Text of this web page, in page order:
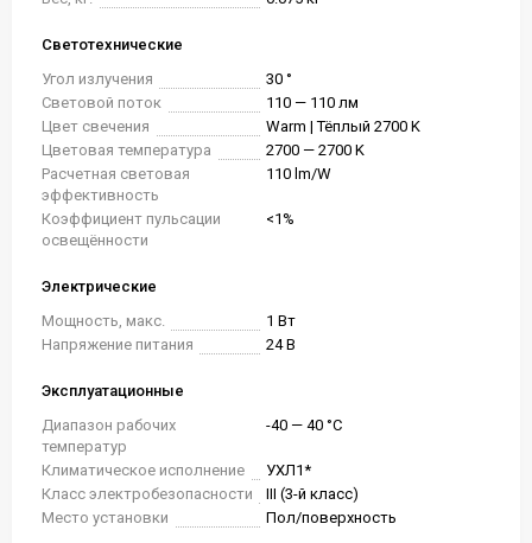
Светотехнические
Угол излучения
30 °
Световой поток
110 — 110 лм
Цвет свечения
Warm | Тёплый 2700 K
Цветовая температура
2700 — 2700 K
Расчетная световая
эффективность
110 lm/W
Коэффициент пульсации
освещённости
<1%
Электрические
Мощность, макс.
1 Вт
Напряжение питания
24 В
Эксплуатационные
Диапазон рабочих
температур
-40 — 40 °C
Климатическое исполнение
УХЛ1*
Класс электробезопасности
III (3-й класс)
Место установки
Пол/поверхность